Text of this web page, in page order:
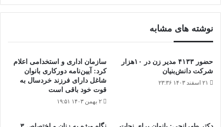
نوشته های مشابه
حضور ۴۱۳۳ مدیر زن در ۱۰هزار
شرکت دانش‌بنیان
۲۱ اسفند ۱۴۰۳ ۲۳:۳۶
سازمان اداری و استخدامی اعلام
کرد: آیین‌نامه دورکاری بانوان
شاغل دارای فرزند خردسال به
قوت خود باقی است
۲ بهمن ۱۴۰۳ ۱۹:۵۱